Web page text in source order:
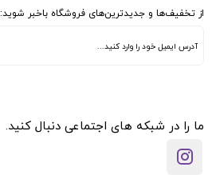
از تخفیف‌ها و جدیدترین‌های فروشگاه باخبر شوید:
ما را در شبکه های اجتماعی دنبال کنید.